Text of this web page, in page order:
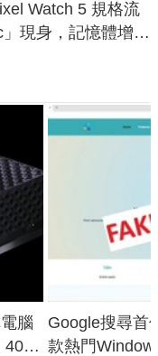
Watch 5 規格流
現身，記憶體增強
腦
400
Google搜尋首
款熱門